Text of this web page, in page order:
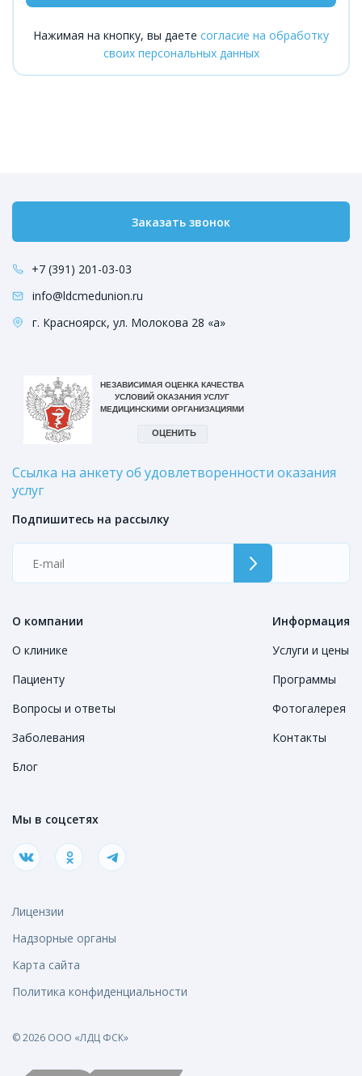
Нажимая на кнопку, вы даете согласие на обработку
своих персональных данных
Заказать звонок
+7 (391) 201-03-03
info@ldcmedunion.ru
г. Красноярск, ул. Молокова 28 «а»
Ссылка на анкету об удовлетворенности оказания
услуг
О компании
О клинике
Пациенту
Вопросы и ответы
Заболевания
Блог
Информация
Услуги и цены
Программы
Фотогалерея
Контакты
Подпишитесь на рассылку
Мы в соцсетях
Лицензии
Надзорные органы
Карта сайта
Политика конфиденциальности
© 2026 ООО «ЛДЦ ФСК»